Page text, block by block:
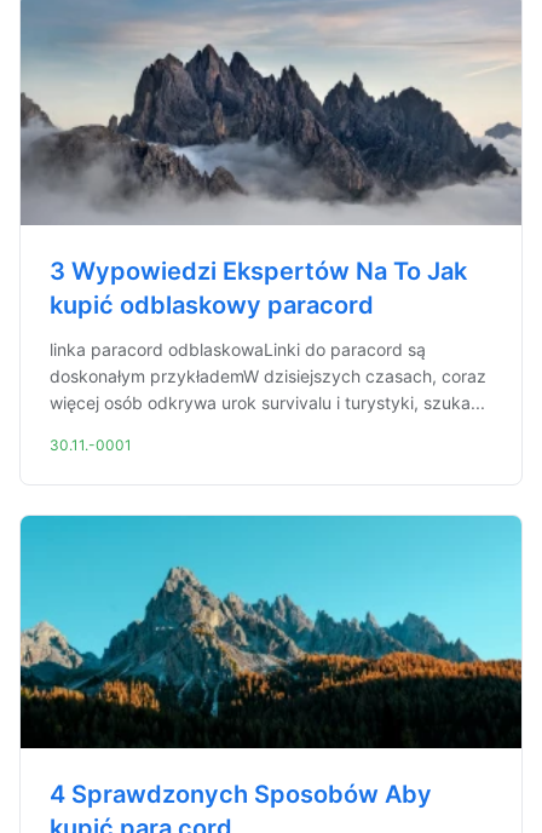
3 Wypowiedzi Ekspertów Na To Jak
kupić odblaskowy paracord
linka paracord odblaskowaLinki do paracord są
doskonałym przykłademW dzisiejszych czasach, coraz
więcej osób odkrywa urok survivalu i turystyki, szuka...
30.11.-0001
4 Sprawdzonych Sposobów Aby